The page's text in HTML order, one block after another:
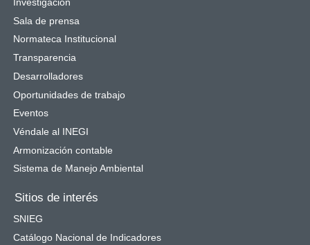
Sala de prensa
Normateca Institucional
Transparencia
Desarrolladores
Oportunidades de trabajo
Eventos
Véndale al INEGI
Armonización contable
Sistema de Manejo Ambiental
Sitios de interés
SNIEG
Catálogo Nacional de Indicadores